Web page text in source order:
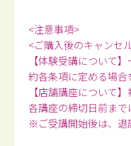
<注意事項>
<ご購入後のキャンセ
【体験受講について
約各条項に定める場合
【店舗講座について
各講座の締切日前まで
※ご受講開始後は、退